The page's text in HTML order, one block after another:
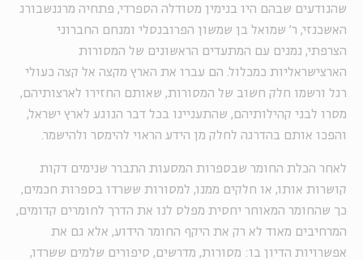
שהנודעים שבהם היו בנימין מטודלה הספרדי, פתחיה מרגנשבורג
האשכנזי, ר' שמואל בן שמשון הפרובנסלי ומנחם החברוני
הצרפתי, נמנים עם המתעדים הראשונים של המסורות
הארצישראליות כמכלול. הם עברו את הארץ מקצה אל קצה כעולי
רגל ורשמו חלק חשוב של המסורות, שאותם החזירו לארצותיהם,
מסרו לבני קהילותיהם, שהתעניינו בכל דבר הנוגע לארץ ישראל,
והפכו אותם בהדרגה לחלק מן הידע הראוי להימסר ולהישמר.
לאחר הכלת החומר שבספרות המסעות התברר שנימים דקות
קושרות אותו, או חלקים ממנו, למסורות ששרדו בספרות חכמים,
כך שהחומר המאוחר יחסית מפלס לנו את הדרך לחומרים קדומים,
המרחיבים מאוד לא רק את היקף החומר הידוע, אלא גם את
אפשרויות הדיון בו: מסורות, מדרשים, סיפורים שלמים ששרדו,